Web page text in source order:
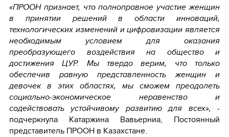
«ПРООН признает, что полноправное участие женщин
в принятии решений в области инноваций,
технологических изменений и цифровизации является
необходимым условием для оказания
преобразующего воздействия на общество и
достижения ЦУР. Мы твердо верим, что только
обеспечив равную представленность женщин и
девочек в этих областях, мы сможем преодолеть
социально-экономическое неравенство и
содействовать устойчивому развитию для всех», -
подчеркнула Катаржина Вавьерниа, Постоянный
представитель ПРООН в Казахстане.